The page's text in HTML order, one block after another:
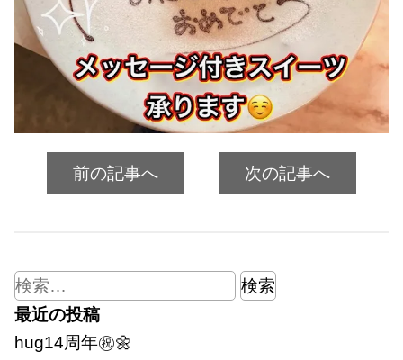
前の記事へ 次の記事へ
検
索:
最近の投稿
hug14周年㊗🌼